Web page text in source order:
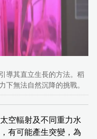
導其直立生長的方法。稻
下無法自然沉降的挑戰。
空輻射及不同重力水
有可能產生突變，為